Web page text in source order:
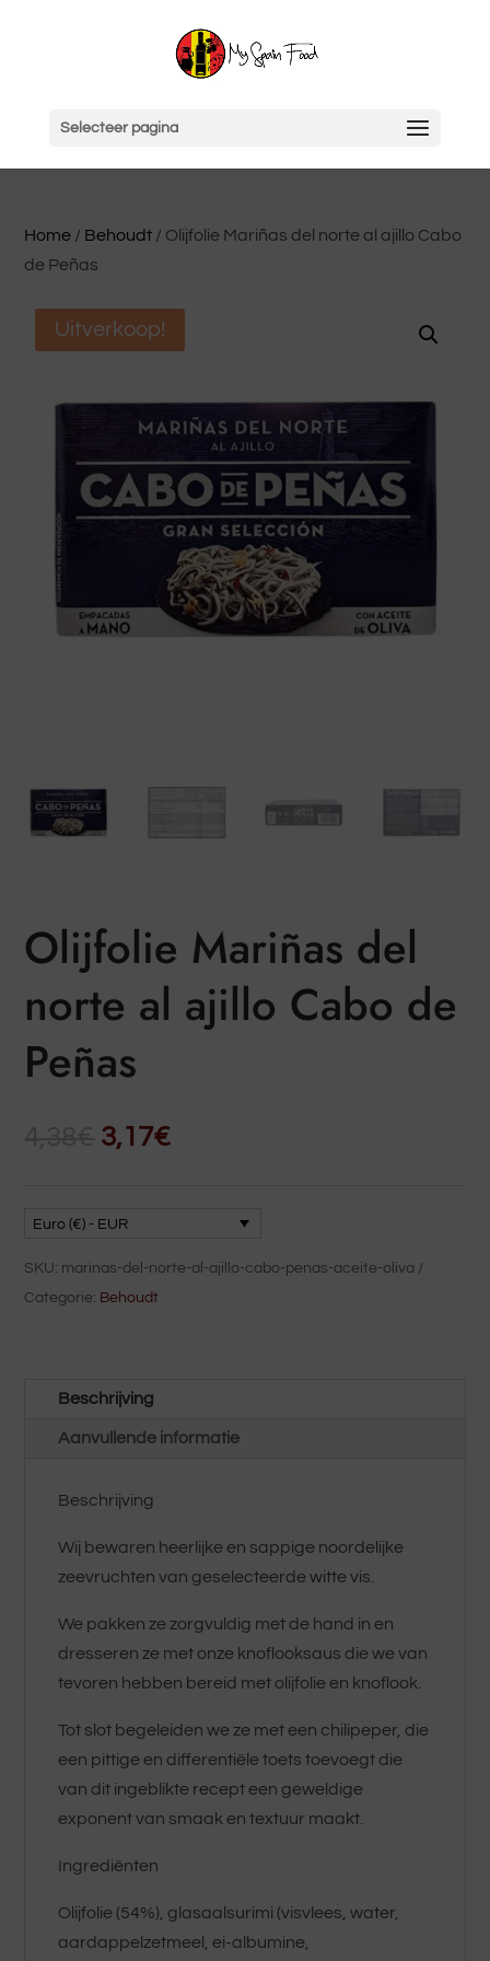
Selecteer pagina
Home / Behoudt / Olijfolie Mariñas del norte al ajillo Cabo
de Peñas
Uitverkoop!
Olijfolie Mariñas del
norte al ajillo Cabo de
Peñas
De
was:
3,17€De
Euro (€) - EUR
SKU: marinas-del-norte-al-ajillo-cabo-penas-aceite-oliva
Categorie: Behoudt
Beschrijving
Aanvullende informatie
Beschrijving
Wij bewaren heerlijke en sappige noordelijke
zeevruchten van geselecteerde witte vis.
We pakken ze zorgvuldig met de hand in en
dresseren ze met onze knoflooksaus die we van
tevoren hebben bereid met olijfolie en knoflook.
Tot slot begeleiden we ze met een chilipeper, die
een pittige en differentiële toets toevoegt die
van dit ingeblikte recept een geweldige
exponent van smaak en textuur maakt.
Ingrediënten
Olijfolie (54%), glasaalsurimi (visvlees, water,
aardappelzetmeel, ei-albumine,